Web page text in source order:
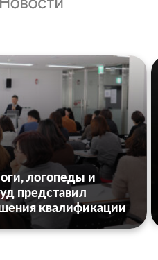
логопеды и
представил
квалификации